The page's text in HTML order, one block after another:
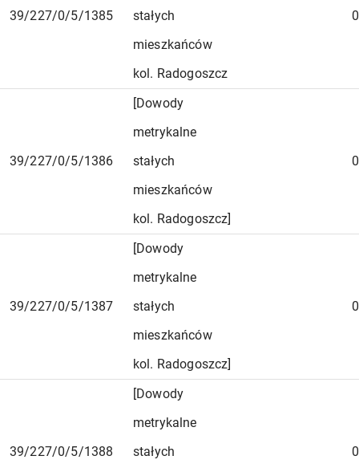
39/227/0/5/1385
stałych
mieszkańców
kol. Radogoszcz
0
39/227/0/5/1386
[Dowody
metrykalne
stałych
mieszkańców
kol. Radogoszcz]
0
39/227/0/5/1387
[Dowody
metrykalne
stałych
mieszkańców
kol. Radogoszcz]
0
39/227/0/5/1388
[Dowody
metrykalne
stałych
0